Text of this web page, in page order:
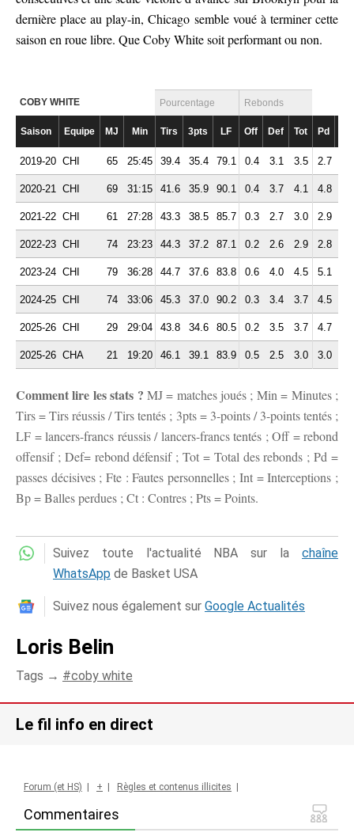
dernière place au play-in, Chicago semble voué à terminer cette
saison en roue libre. Que Coby White soit performant ou non.
COBY WHITE Pourcentage Rebonds
Saison Equipe MJ Min Tirs 3pts LF Off Def Tot Pd
2019-20 CHI 65 25:45 39.4 35.4 79.1 0.4 3.1 3.5 2.7
2020-21 CHI 69 31:15 41.6 35.9 90.1 0.4 3.7 4.1 4.8
2021-22 CHI 61 27:28 43.3 38.5 85.7 0.3 2.7 3.0 2.9
2022-23 CHI 74 23:23 44.3 37.2 87.1 0.2 2.6 2.9 2.8
2023-24 CHI 79 36:28 44.7 37.6 83.8 0.6 4.0 4.5 5.1
2024-25 CHI 74 33:06 45.3 37.0 90.2 0.3 3.4 3.7 4.5
2025-26 CHI 29 29:04 43.8 34.6 80.5 0.2 3.5 3.7 4.7
2025-26 CHA 21 19:20 46.1 39.1 83.9 0.5 2.5 3.0 3.0
Comment lire les stats ? MJ = matches joués ; Min = Minutes ;
Tirs = Tirs réussis / Tirs tentés ; 3pts = 3-points / 3-points tentés ;
LF = lancers-francs réussis / lancers-francs tentés ; Off = rebond
offensif ; Def= rebond défensif ; Tot = Total des rebonds ; Pd =
passes décisives ; Fte : Fautes personnelles ; Int = Interceptions ;
Bp = Balles perdues ; Ct : Contres ; Pts = Points.
Suivez toute l'actualité NBA sur la chaîne
WhatsApp de Basket USA
Suivez nous également sur Google Actualités
Loris Belin
Tags → coby white
Le fil info en direct
Commentaires
Forum (et HS) + Règles et contenus illicites